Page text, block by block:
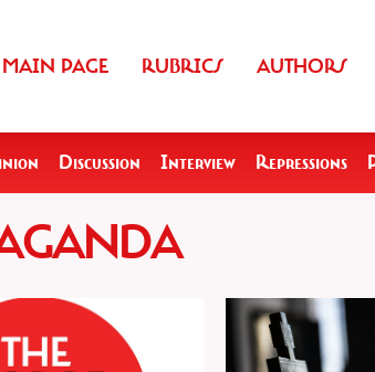
MAIN PAGE RUBRICS AUTHORS
Discussion Interview Repressions